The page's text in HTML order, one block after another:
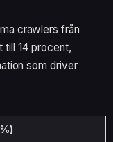
crawlers från
till 14 procent,
som driver